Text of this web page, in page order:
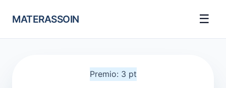
MATERASSOIN ☰
Premio: 3 pt